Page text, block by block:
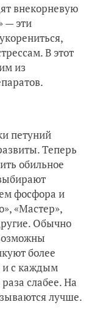
внекорневую
— эти
В этот
из
петуний
Теперь
обильное
фосфора и
«Мастер»,
Обычно
более
и с каждым
слабее. На
лучше.